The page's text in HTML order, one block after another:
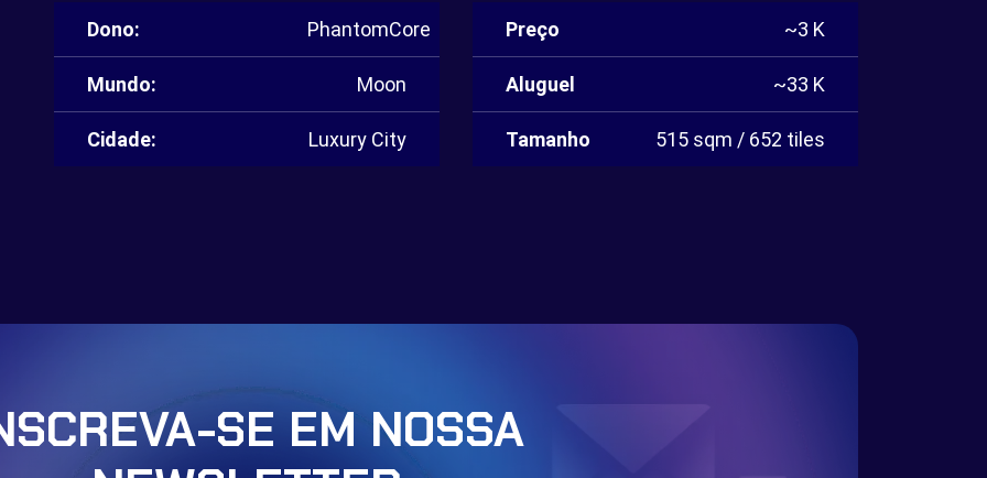
Dono: PhantomCore
Mundo: Moon
Cidade: Luxury City
Preço ~3 K
Aluguel ~33 K
Tamanho 515 sqm / 652 tiles
SE EM NOSSA